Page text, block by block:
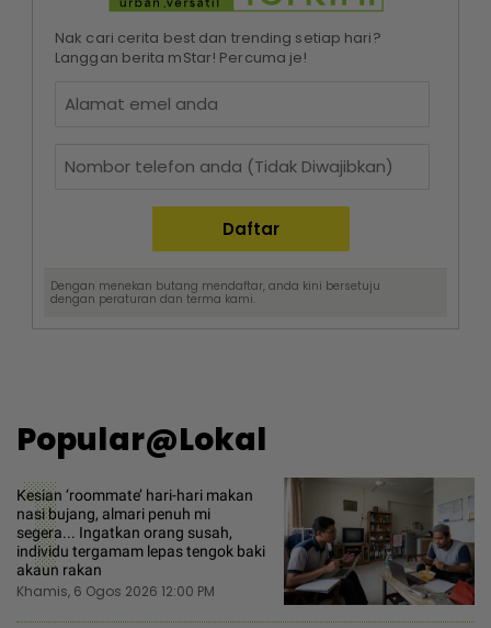
Nak cari cerita best dan trending setiap hari?
Langgan berita mStar! Percuma je!
Dengan menekan butang mendaftar, anda kini bersetuju
dengan peraturan dan terma kami.
Popular@Lokal
1
Kesian ‘roommate’ hari-hari makan
nasi bujang, almari penuh mi
segera... Ingatkan orang susah,
individu tergamam lepas tengok baki
akaun rakan
Khamis, 6 Ogos 2026 12:00 PM